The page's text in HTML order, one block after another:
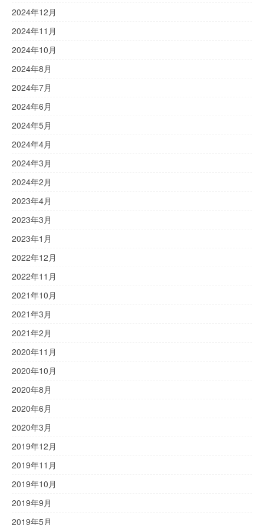
2024年12月
2024年11月
2024年10月
2024年8月
2024年7月
2024年6月
2024年5月
2024年4月
2024年3月
2024年2月
2023年4月
2023年3月
2023年1月
2022年12月
2022年11月
2021年10月
2021年3月
2021年2月
2020年11月
2020年10月
2020年8月
2020年6月
2020年3月
2019年12月
2019年11月
2019年10月
2019年9月
2019年5月